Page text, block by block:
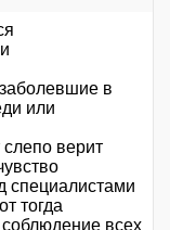
в
или
верит
специалистами
тогда
всех